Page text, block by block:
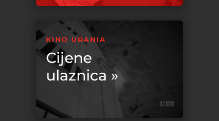
KINO URANIA
Cijene
ulaznica »